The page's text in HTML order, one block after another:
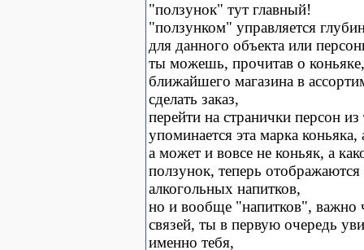
"ползунок" тут главный!
"ползунком" управляется
для данного объекта или
ты можешь, прочитав о
ближайшего магазина в
сделать заказ,
перейти на странички персон
упоминается эта марка
а может и вовсе не коньяк, а
ползунок, теперь
алкогольных напитков,
но и вообще "напитков", важно
связей, ты в первую очередь
именно тебя,